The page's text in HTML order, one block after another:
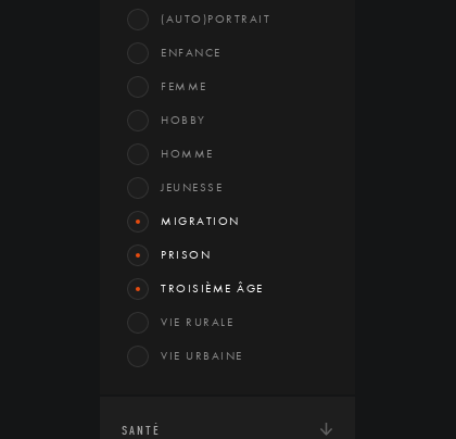
(AUTO)PORTRAIT
ENFANCE
FEMME
HOBBY
HOMME
JEUNESSE
MIGRATION
PRISON
TROISIÈME ÂGE
VIE RURALE
VIE URBAINE
SANTÉ